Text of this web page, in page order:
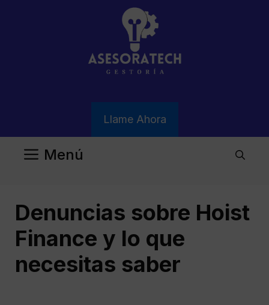
Llame Ahora
Menú
Denuncias sobre Hoist
Finance y lo que
necesitas saber